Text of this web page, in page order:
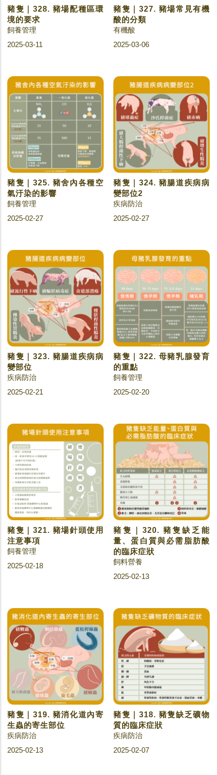
豬隻｜328. 豬場配種區環
境的要求
飼養管理
2025-03-11
豬隻｜327. 豬場常見有機
酸的分類
有機酸
2025-03-06
豬隻｜325. 豬舍內各種空
氣汙染的影響
飼養管理
2025-02-27
豬隻｜324. 豬腸道疾病病
變部位2
疾病防治
2025-02-27
豬隻｜323. 豬腸道疾病病
變部位
疾病防治
2025-02-21
豬隻｜322. 母豬乳腺發育
的重點
飼養管理
2025-02-20
豬隻｜321. 豬場針頭使用
注意事項
飼養管理
2025-02-18
豬隻｜320. 豬隻缺乏能
量、蛋白質與必需脂肪酸
的臨床症狀
飼料營養
2025-02-13
豬隻｜319. 豬消化道內寄
生蟲的寄生部位
疾病防治
2025-02-13
豬隻｜318. 豬隻缺乏礦物
質的臨床症狀
疾病防治
2025-02-07